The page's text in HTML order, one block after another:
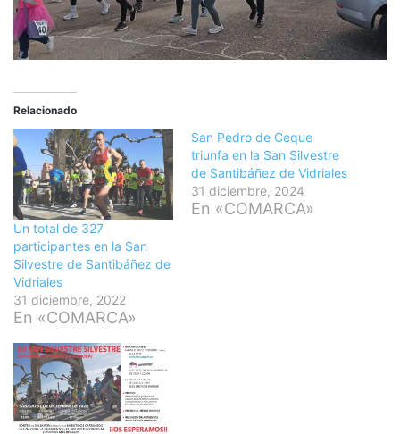
Relacionado
Un total de 327
participantes en la San
Silvestre de Santibáñez de
Vidriales
31 diciembre, 2022
En «COMARCA»
San Pedro de Ceque
triunfa en la San Silvestre
de Santibáñez de Vidriales
31 diciembre, 2024
En «COMARCA»